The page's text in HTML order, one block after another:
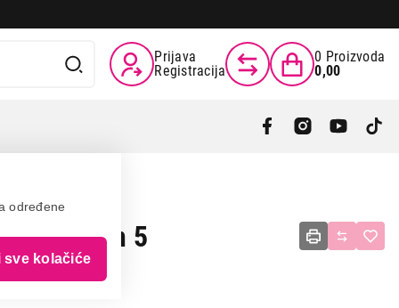
određene
sve kolačiće
Prijava
Registracija
0 Proizvoda
0,00
Ryzen 5